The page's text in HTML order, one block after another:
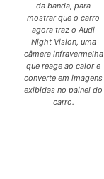
da banda, para
mostrar que o carro
agora traz o Audi
Night Vision, uma
câmera infravermelha
que reage ao calor e
converte em imagens
exibidas no painel do
carro.